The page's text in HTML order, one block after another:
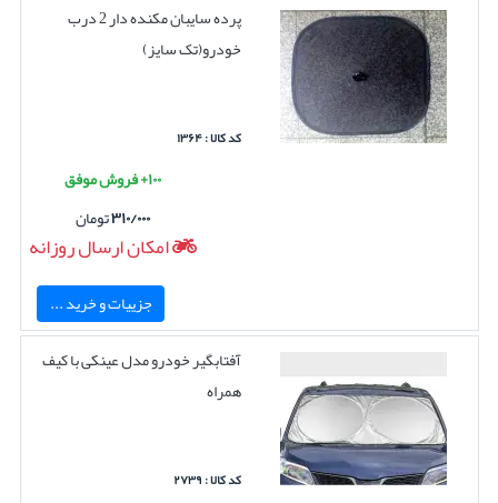
پرده سایبان مکنده دار 2 درب
خودرو(تک سایز)
کد کالا : ۱۳۶۴
۱۰۰+ فروش موفق
۳۱۰/۰۰۰تومان
امکان ارسال روزانه
جزییات و خرید ...
آفتابگیر خودرو مدل عینکی با کیف
همراه
کد کالا : ۲۷۳۹